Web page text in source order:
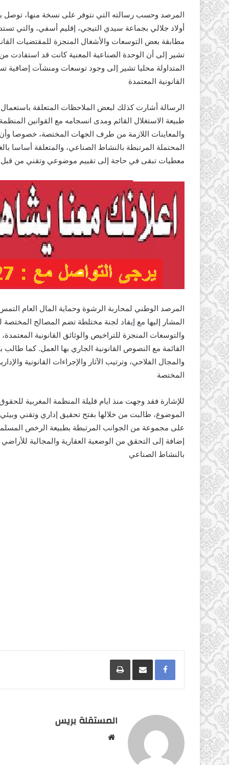
المرصد وحسب رسالته التي نتوفر على نسخة منها، توصل
أولاد جلالي بجماعة سيدي التيجي، إقليم أسفي،
مطابقة بعض التوسعات والأشغال المنجزة للمقتضيات
تشير إلى أن الوحدة الصناعية المعنية كانت قد
المتداولة محليا تشير إلى وجود توسعات ومنشآت
القانونية المعتمدة
الرسالة أشارت كذلك لبعض الملاحظات المتعلقة
طبيعة الاستغلال القائم ومدى انسجامه مع القوانين
والمعاينات اللازمة من طرف الجهات المختصة، خصوصا
المحتملة المرتبطة بالنشاط الصناعي، والمتعلقة أساسا
معطيات تبقى في حاجة إلى تقييم موضوعي وتقني من قبل
المرصد الوطني لمحاربة الرشوة وحماية المال العام
المشار إليها مع إيفاد لجنة مختلطة تضم المصالح المختصة
والتوسعات المنجزة للتراخيص والوثائق القانونية
القائمة مع النصوص القانونية الجاري بها العمل. كما طالب
والمجال الفلاحي، وترتيب الآثار والإجراءات القانونية
المختصة
للإشارة فقد وجهت منذ ايام قليلة المنظمة المغربية
الموضوع، طالبت من خلالها بفتح تحقيق إداري وتقني
على مجموعة من الجوانب المرتبطة بطبيعة الرخص
إضافة إلى التحقق من الوضعية العقارية والمجالية
بالنشاط الصناعي
Facebookمشاركة عبر البريد طباعة
المستقلة بريس